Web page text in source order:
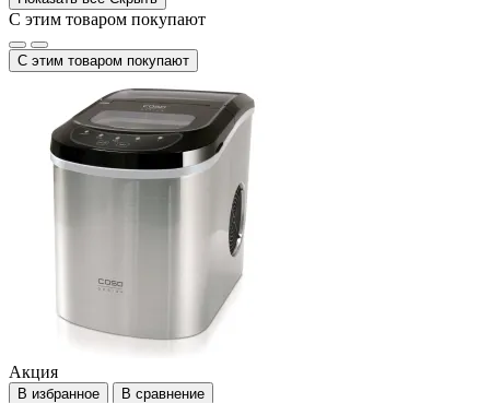
С этим товаром покупают
С этим товаром покупают
Акция
В избранное В сравнение